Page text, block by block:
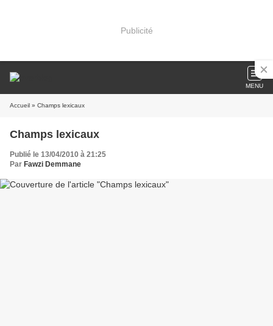
Publicité
MENU
Accueil » Champs lexicaux
Champs lexicaux
Publié le 13/04/2010 à 21:25
Par Fawzi Demmane